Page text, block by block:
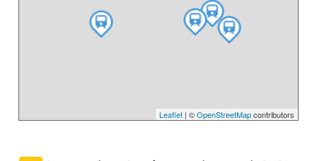
Leaflet| ©OpenStreetMapcontributors